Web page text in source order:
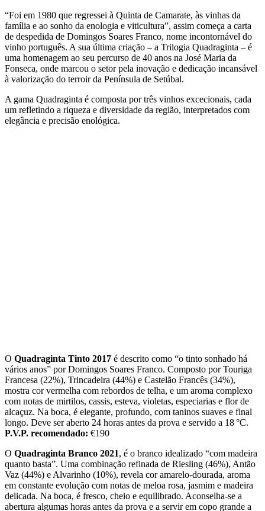
“Foi em 1980 que regressei à Quinta de Camarate, às vinhas da
família e ao sonho da enologia e viticultura”, assim começa a carta
de despedida de Domingos Soares Franco, nome incontornável do
vinho português. A sua última criação – a Trilogia Quadraginta – é
uma homenagem ao seu percurso de 40 anos na José Maria da
Fonseca, onde marcou o setor pela inovação e dedicação incansável
à valorização do terroir da Península de Setúbal.
A gama Quadraginta é composta por três vinhos excecionais, cada
um refletindo a riqueza e diversidade da região, interpretados com
elegância e precisão enológica.
O Quadraginta Tinto 2017 é descrito como “o tinto sonhado há
vários anos” por Domingos Soares Franco. Composto por Touriga
Francesa (22%), Trincadeira (44%) e Castelão Francês (34%),
mostra cor vermelha com rebordos de telha, e um aroma complexo
com notas de mirtilos, cassis, esteva, violetas, especiarias e flor de
alcaçuz. Na boca, é elegante, profundo, com taninos suaves e final
longo. Deve ser aberto 24 horas antes da prova e servido a 18 °C.
P.V.P. recomendado: €190
O Quadraginta Branco 2021, é o branco idealizado “com madeira
quanto basta”. Uma combinação refinada de Riesling (46%), Antão
Vaz (44%) e Alvarinho (10%), revela cor amarelo-dourada, aroma
em constante evolução com notas de meloa rosa, jasmim e madeira
delicada. Na boca, é fresco, cheio e equilibrado. Aconselha-se a
abertura algumas horas antes da prova e a servir em copo grande a